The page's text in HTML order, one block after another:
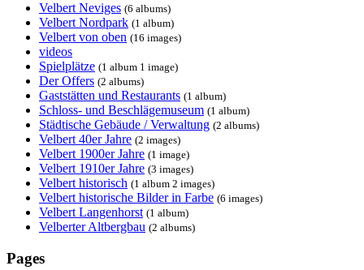
Velbert Neviges (6 albums)
Velbert Nordpark (1 album)
Velbert von oben (16 images)
videos
Spielplätze (1 album 1 image)
Der Offers (2 albums)
Gaststätten und Restaurants (1 album)
Schloss- und Beschlägemuseum (1 album)
Städtische Gebäude / Verwaltung (2 albums)
Velbert 40er Jahre (2 images)
Velbert 1900er Jahre (1 image)
Velbert 1910er Jahre (3 images)
Velbert historisch (1 album 2 images)
Velbert historische Bilder in Farbe (6 images)
Velbert Langenhorst (1 album)
Velberter Altbergbau (2 albums)
Pages